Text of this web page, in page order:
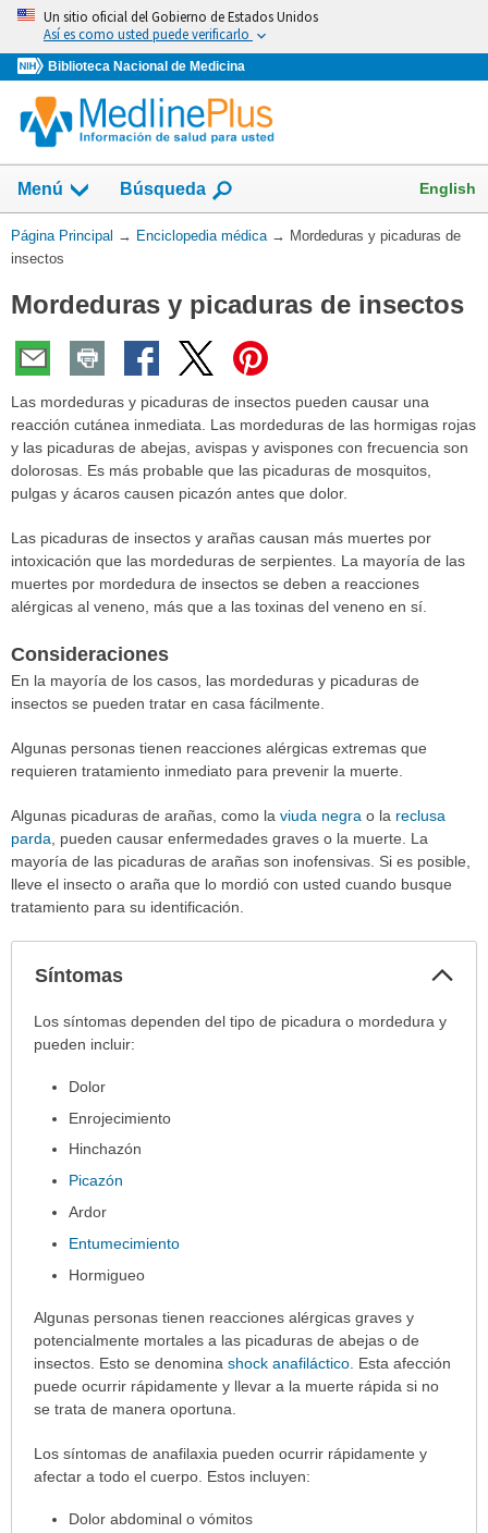
Omita
vaya
al
Contenido
Un sitio oficial del Gobierno de Estados Unidos
Así es como usted puede verificarlo
Biblioteca Nacional de Medicina
Menú Búsqueda English
Usted
está
Página Principal → Enciclopedia médica → Mordeduras y picaduras de
insectos
Mordeduras y picaduras de insectos
Las mordeduras y picaduras de insectos pueden causar una
reacción cutánea inmediata. Las mordeduras de las hormigas rojas
y las picaduras de abejas, avispas y avispones con frecuencia son
dolorosas. Es más probable que las picaduras de mosquitos,
pulgas y ácaros causen picazón antes que dolor.
Las picaduras de insectos y arañas causan más muertes por
intoxicación que las mordeduras de serpientes. La mayoría de las
muertes por mordedura de insectos se deben a reacciones
alérgicas al veneno, más que a las toxinas del veneno en sí.
Consideraciones
En la mayoría de los casos, las mordeduras y picaduras de
insectos se pueden tratar en casa fácilmente.
Algunas personas tienen reacciones alérgicas extremas que
requieren tratamiento inmediato para prevenir la muerte.
Algunas picaduras de arañas, como la viuda negra o la reclusa
parda , pueden causar enfermedades graves o la muerte. La
mayoría de las picaduras de arañas son inofensivas. Si es posible,
lleve el insecto o araña que lo mordió con usted cuando busque
tratamiento para su identificación.
Síntomas
Síntomas
extendido.
Los síntomas dependen del tipo de picadura o mordedura y
pueden incluir:
Dolor
Enrojecimiento
Hinchazón
Picazón
Ardor
Entumecimiento
Hormigueo
Algunas personas tienen reacciones alérgicas graves y
potencialmente mortales a las picaduras de abejas o de
insectos. Esto se denomina shock anafiláctico. Esta afección
puede ocurrir rápidamente y llevar a la muerte rápida si no
se trata de manera oportuna.
Los síntomas de anafilaxia pueden ocurrir rápidamente y
afectar a todo el cuerpo. Estos incluyen:
Dolor abdominal o vómitos